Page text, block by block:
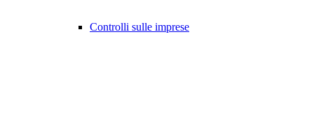
Controlli sulle imprese